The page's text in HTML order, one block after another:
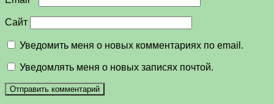
Сайт
Уведомить меня о новых комментариях по email.
Уведомлять меня о новых записях почтой.